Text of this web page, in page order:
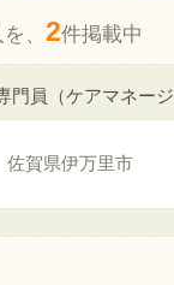
、 2件掲載中
門員（ケアマネー
佐賀県伊万里市